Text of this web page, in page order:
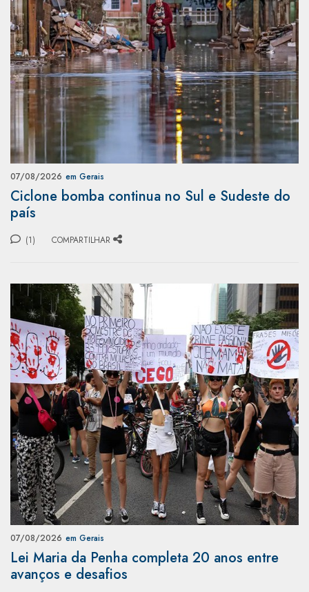
07/08/2026 em Gerais
Ciclone bomba continua no Sul e Sudeste do
país
(1) COMPARTILHAR
07/08/2026 em Gerais
Lei Maria da Penha completa 20 anos entre
avanços e desafios